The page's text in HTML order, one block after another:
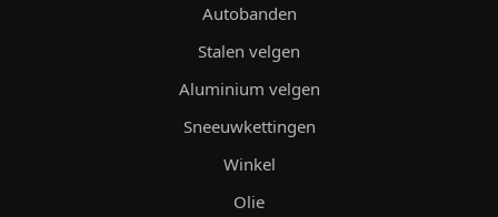
Autobanden
Stalen velgen
Aluminium velgen
Sneeuwkettingen
Winkel
Olie